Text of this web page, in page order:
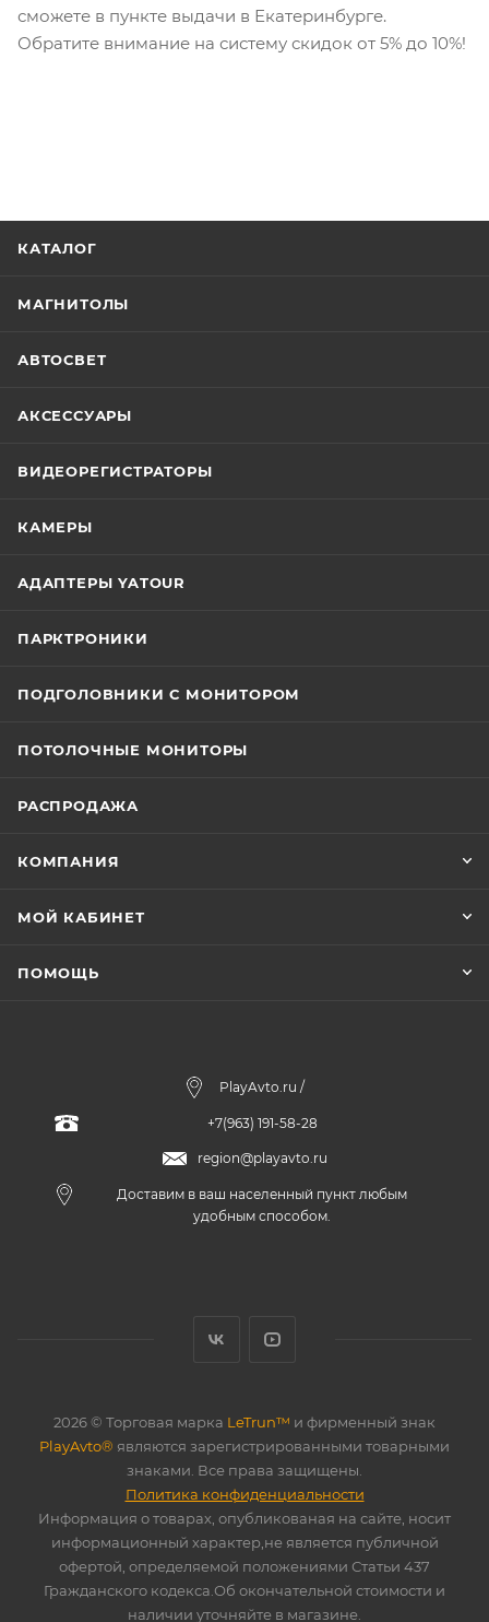
сможете в пункте выдачи в Екатеринбурге.
Обратите внимание на систему скидок от 5% до 10%!
КАТАЛОГ
МАГНИТОЛЫ
АВТОСВЕТ
АКСЕССУАРЫ
ВИДЕОРЕГИСТРАТОРЫ
КАМЕРЫ
АДАПТЕРЫ YATOUR
ПАРКТРОНИКИ
ПОДГОЛОВНИКИ С МОНИТОРОМ
ПОТОЛОЧНЫЕ МОНИТОРЫ
РАСПРОДАЖА
КОМПАНИЯ
МОЙ КАБИНЕТ
ПОМОЩЬ
PlayAvto.ru /
+7(963) 191-58-28
region@playavto.ru
Доставим в ваш населенный пункт любым
удобным способом.
2026 © Торговая марка LeTrun™ и фирменный знак
PlayAvto® являются зарегистрированными товарными
знаками. Все права защищены.
Политика конфиденциальности
Информация о товарах, опубликованая на сайте, носит
информационный характер,не является публичной
офертой, определяемой положениями Статьи 437
Гражданского кодекса.Об окончательной стоимости и
наличии уточняйте в магазине.